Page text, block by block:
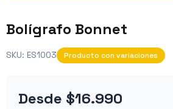
Bolígrafo Bonnet
SKU: ES1003 Producto con variaciones
Desde $16.990